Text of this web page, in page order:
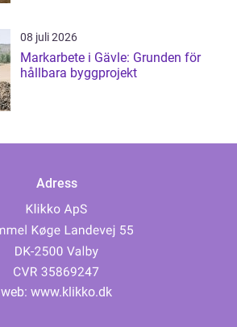
08 juli 2026
Markarbete i Gävle: Grunden för
hållbara byggprojekt
Adress
web: www.klikko.dk